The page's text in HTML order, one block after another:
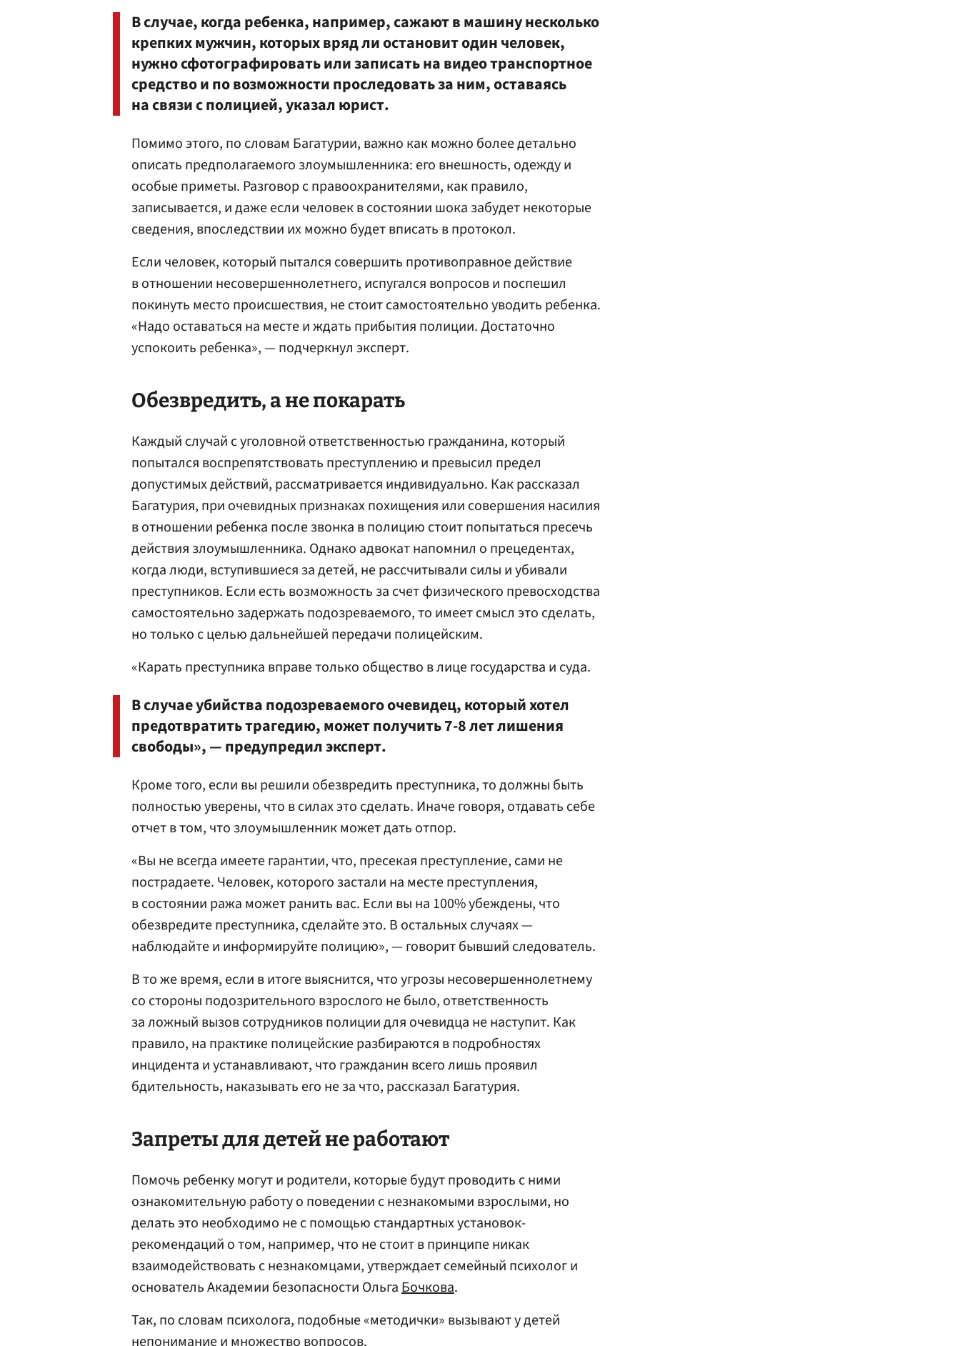
В случае, когда ребенка, например, сажают в машину несколько
крепких мужчин, которых вряд ли остановит один человек,
нужно сфотографировать или записать на видео транспортное
средство и по возможности проследовать за ним, оставаясь
на связи с полицией, указал юрист.
Помимо этого, по словам Багатурии, важно как можно более детально
описать предполагаемого злоумышленника: его внешность, одежду и
особые приметы. Разговор с правоохранителями, как правило,
записывается, и даже если человек в состоянии шока забудет некоторые
сведения, впоследствии их можно будет вписать в протокол.
Если человек, который пытался совершить противоправное действие
в отношении несовершеннолетнего, испугался вопросов и поспешил
покинуть место происшествия, не стоит самостоятельно уводить ребенка.
«Надо оставаться на месте и ждать прибытия полиции. Достаточно
успокоить ребенка», — подчеркнул эксперт.
Обезвредить, а не покарать
Каждый случай с уголовной ответственностью гражданина, который
попытался воспрепятствовать преступлению и превысил предел
допустимых действий, рассматривается индивидуально. Как рассказал
Багатурия, при очевидных признаках похищения или совершения насилия
в отношении ребенка после звонка в полицию стоит попытаться пресечь
действия злоумышленника. Однако адвокат напомнил о прецедентах,
когда люди, вступившиеся за детей, не рассчитывали силы и убивали
преступников. Если есть возможность за счет физического превосходства
самостоятельно задержать подозреваемого, то имеет смысл это сделать,
но только с целью дальнейшей передачи полицейским.
«Карать преступника вправе только общество в лице государства и суда.
В случае убийства подозреваемого очевидец, который хотел
предотвратить трагедию, может получить 7-8 лет лишения
свободы», — предупредил эксперт.
Кроме того, если вы решили обезвредить преступника, то должны быть
полностью уверены, что в силах это сделать. Иначе говоря, отдавать себе
отчет в том, что злоумышленник может дать отпор.
«Вы не всегда имеете гарантии, что, пресекая преступление, сами не
пострадаете. Человек, которого застали на месте преступления,
в состоянии ража может ранить вас. Если вы на 100% убеждены, что
обезвредите преступника, сделайте это. В остальных случаях —
наблюдайте и информируйте полицию», — говорит бывший следователь.
В то же время, если в итоге выяснится, что угрозы несовершеннолетнему
со стороны подозрительного взрослого не было, ответственность
за ложный вызов сотрудников полиции для очевидца не наступит. Как
правило, на практике полицейские разбираются в подробностях
инцидента и устанавливают, что гражданин всего лишь проявил
бдительность, наказывать его не за что, рассказал Багатурия.
Запреты для детей не работают
Помочь ребенку могут и родители, которые будут проводить с ними
ознакомительную работу о поведении с незнакомыми взрослыми, но
делать это необходимо не с помощью стандартных установок-
рекомендаций о том, например, что не стоит в принципе никак
взаимодействовать с незнакомцами, утверждает семейный психолог и
основатель Академии безопасности ОльгаБочкова.
Так, по словам психолога, подобные «методички» вызывают у детей
непонимание и множество вопросов.